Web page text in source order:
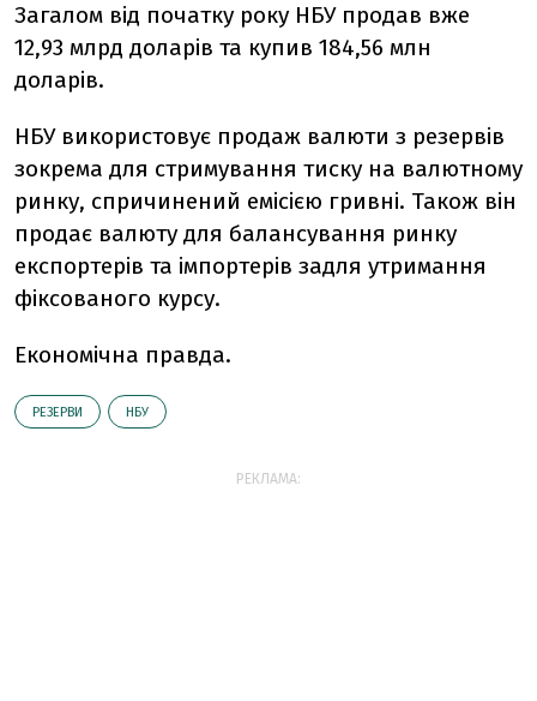
Загалом від початку року НБУ продав вже
12,93 млрд доларів та купив 184,56 млн
доларів.
НБУ використовує продаж валюти з резервів
зокрема для стримування тиску на валютному
ринку, спричинений емісією гривні. Також він
продає валюту для балансування ринку
експортерів та імпортерів задля утримання
фіксованого курсу.
Економічна правда.
РЕЗЕРВИ НБУ
РЕКЛАМА: